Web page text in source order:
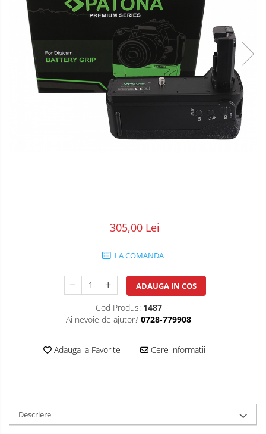
POS/Scanere coduri de bare
Scule electrice
Smartwatch
305,00 Lei
LA COMANDA
ADAUGA IN COS
Cod Produs: 1487
Ai nevoie de ajutor? 0728-779908
Adauga la Favorite Cere informatii
Descriere